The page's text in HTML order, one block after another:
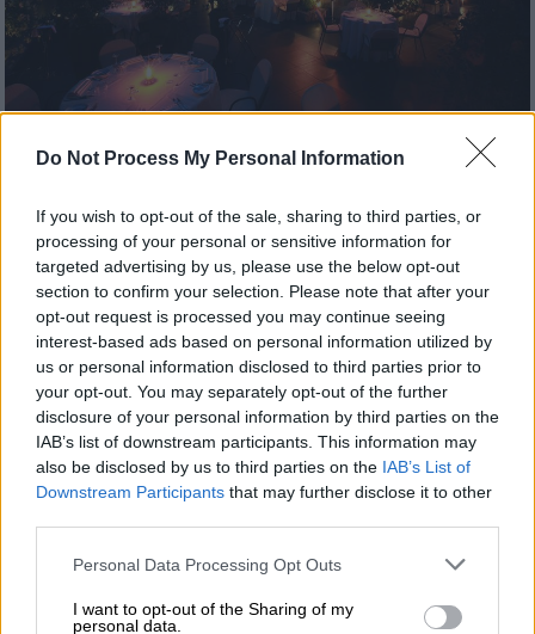
Do Not Process My Personal Information
If you wish to opt-out of the sale, sharing to third parties, or
processing of your personal or sensitive information for
targeted advertising by us, please use the below opt-out
section to confirm your selection. Please note that after your
opt-out request is processed you may continue seeing
interest-based ads based on personal information utilized by
us or personal information disclosed to third parties prior to
your opt-out. You may separately opt-out of the further
disclosure of your personal information by third parties on the
IAB’s list of downstream participants. This information may
also be disclosed by us to third parties on the IAB’s List of
Downstream Participants that may further disclose it to other
Please note that this website/app uses one or more Google
not limited to your visit or usage behaviour. You may click to
Personal Data Processing Opt Outs
I want to opt-out of the Sharing of my
personal data.
Έχει περάσει μια δεκαετία από από τότε που
τοBotrini’sέκανε πρεμιέρασε μια
μονοκατοικία του 1939 στο Χαλάνδρι. Μέχρι
τότε την δημιουργική κουζίνα τουΈκτορα
Μποτρίνιείχε κανείς τη δυνατότητα να την
γνωρίσει μόνο στο Etrusco στην Κέρκυρα. O
Ελληνο-ιταλός σεφ απέκτησεμια
γαστρονομική βάση στην Αθήνακι απέσπασε
πολλές επιπλέον σημαντικές διακρίσεις ‒
Χρυσούς Σκούφους, αστέρια από τα FNL
Best Restaurant Awards κι ένα αστέρι
Michelin. Ο ίδιος με ανάρτησή του στο